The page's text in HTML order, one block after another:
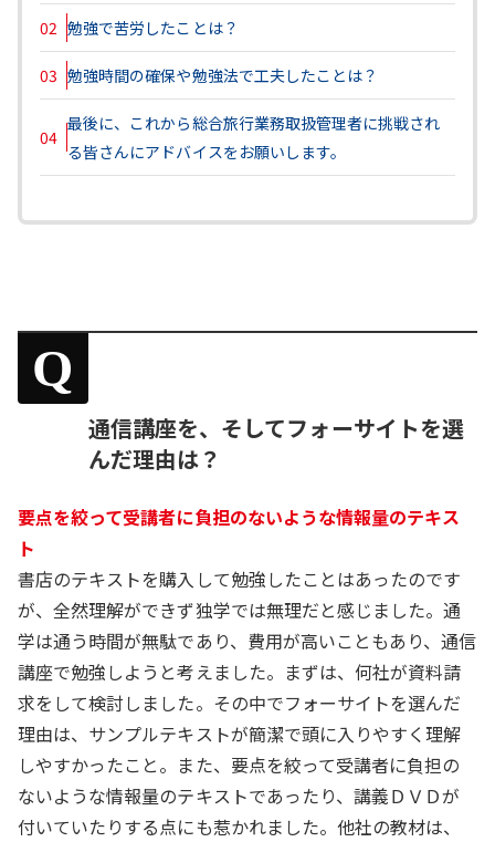
02 勉強で苦労したことは？
03 勉強時間の確保や勉強法で工夫したことは？
04
最後に、これから総合旅行業務取扱管理者に挑戦され
る皆さんにアドバイスをお願いします。
Q
通信講座を、そしてフォーサイトを選
んだ理由は？
要点を絞って受講者に負担のないような情報量のテキス
ト
書店のテキストを購入して勉強したことはあったのです
が、全然理解ができず独学では無理だと感じました。通
学は通う時間が無駄であり、費用が高いこともあり、通信
講座で勉強しようと考えました。まずは、何社が資料請
求をして検討しました。その中でフォーサイトを選んだ
理由は、サンプルテキストが簡潔で頭に入りやすく理解
しやすかったこと。また、要点を絞って受講者に負担の
ないような情報量のテキストであったり、講義ＤＶＤが
付いていたりする点にも惹かれました。他社の教材は、